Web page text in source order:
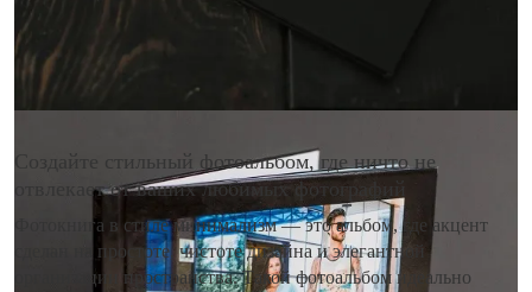
Создайте стильный фотоальбом, где ничто не
отвлекает от ваших любимых фотографий
Фотокнига в стиле минимализм — это альбом, где акцент
сделан на простоте, чистоте дизайна и элегантной
организации пространства. Такой фотоальбом идеально